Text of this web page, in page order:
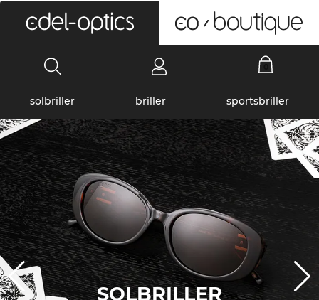
solbriller briller sportsbriller
SOLBRILLER